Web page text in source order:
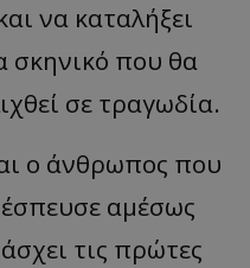
να καταλήξει
σκηνικό που θα
σε τραγωδία.
ο άνθρωπος που
αμέσως
τις πρώτες